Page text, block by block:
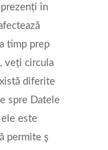
în
timp prep
veți circula
diferite
spre Datele
este
permite ş